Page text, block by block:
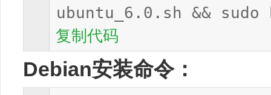
ubuntu_6.0.sh &&
复制代码
Debian安装命令：